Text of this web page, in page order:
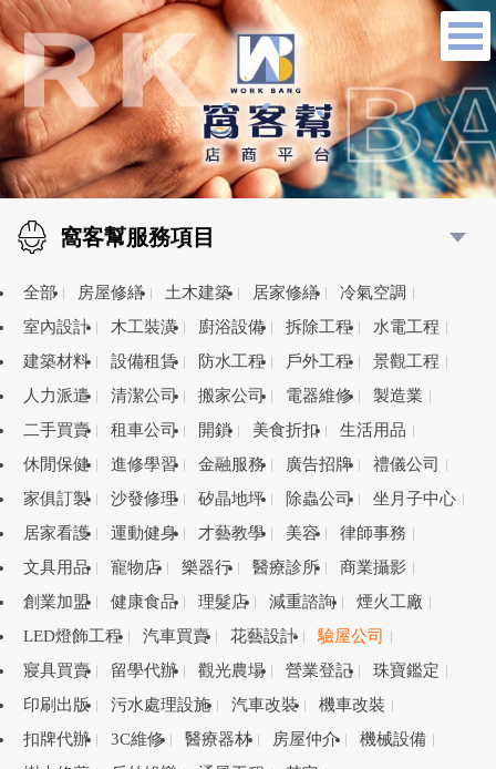
窩客幫服務項目
全部 房屋修繕 土木建築 居家修繕
冷氣空調
室內設計
木工裝潢 廚浴設備 拆除工程
水電工程
建築材料
設備租賃 防水工程 戶外工程
景觀工程
人力派遣
清潔公司 搬家公司 電器維修
製造業
二手買賣
租車公司 開鎖 美食折扣
生活用品
休閒保健
進修學習 金融服務 廣告招牌
禮儀公司
家俱訂製
沙發修理 矽晶地坪 除蟲公司
坐月子中心
居家看護
運動健身 才藝教學 美容
律師事務
文具用品
寵物店 樂器行 醫療診所
商業攝影
創業加盟
健康食品 理髮店 減重諮詢
煙火工廠
LED燈飾工程
汽車買賣 花藝設計
驗屋公司
寢具買賣
留學代辦 觀光農場 營業登記
珠寶鑑定
印刷出版
污水處理設施 汽車改裝
機車改裝
扣牌代辦
3C維修 醫療器材 房屋仲介
機械設備